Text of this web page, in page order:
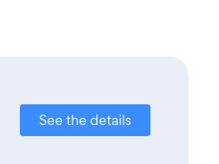
See the details